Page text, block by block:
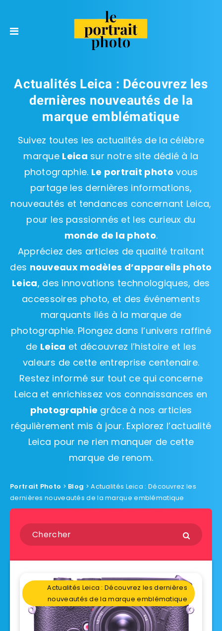
Actualités Leica : Découvrez les
dernières nouveautés de la
marque emblématique
Suivez toutes les actualités de la célèbre
marque Leica sur notre site dédié à la
photographie. Le portrait photo vous
partage les dernières informations,
nouveautés et tendances concernant Leica,
pour les passionnés et les curieux du
monde de la photo.
Appréciez des articles de qualité traitant
des nouveaux modèles d’appareils photo
Leica, des innovations technologiques, des
accessoires photo, et des événements
marquants liés à la marque de
photographie. Plongez dans l’univers raffiné
de Leica et découvrez l’histoire et les
valeurs de cette entreprise centenaire.
Restez informé sur tout ce qui concerne
Leica et enrichissez vos connaissances en
photographie grâce à nos articles
régulièrement mis à jour. Explorez l’actualité
Leica pour ne rien manquer de cette
marque de renom.
Portrait Photo > Blog >Actualités Leica : Découvrez les
dernières nouveautés de la marque emblématique
Actualités Leica : Découvrez les dernières
nouveautés de la marque emblématique